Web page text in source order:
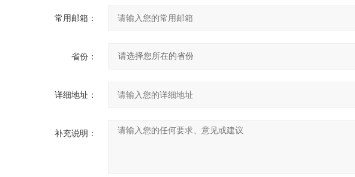
常用邮箱：
省份：
详细地址：
补充说明：